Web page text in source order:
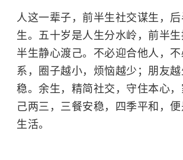
人这一辈子，前半生社交谋生，
生。五十岁是人生分水岭，前半
半生静心渡己。不必迎合他人，
系，圈子越小，烦恼越少；朋友
稳。余生，精简社交，守住本心，
己两三，三餐安稳，四季平和，
生活。